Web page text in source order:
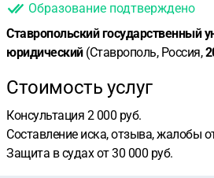
Образование подтверждено
Ставропольский государственный
юридический(Ставрополь, Россия,
Стоимость услуг
Консультация 2 000 руб.
Составление иска, отзыва, жалобы
Защита в судах от 30 000 руб.